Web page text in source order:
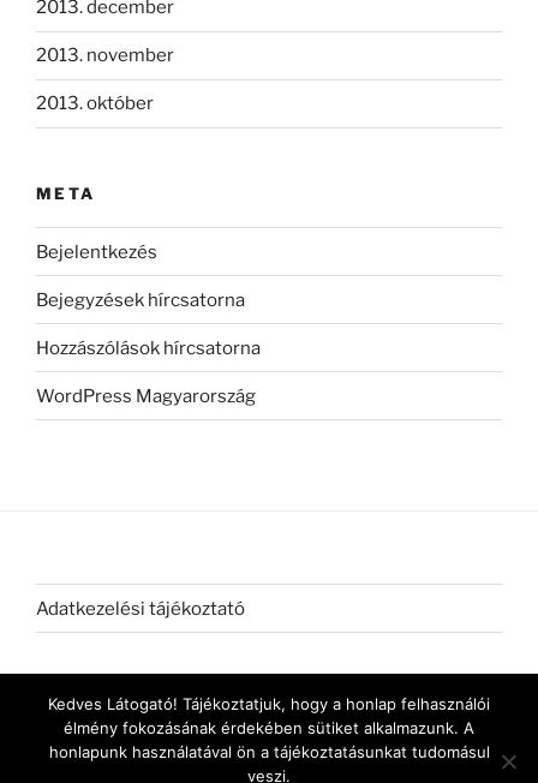
2013. december
2013. november
2013. október
META
Bejelentkezés
Bejegyzések hírcsatorna
Hozzászólások hírcsatorna
WordPress Magyarország
Adatkezelési tájékoztató
Kedves Látogató! Tájékoztatjuk, hogy a honlap felhasználói
élmény fokozásának érdekében sütiket alkalmazunk. A
honlapunk használatával ön a tájékoztatásunkat tudomásul
veszi.